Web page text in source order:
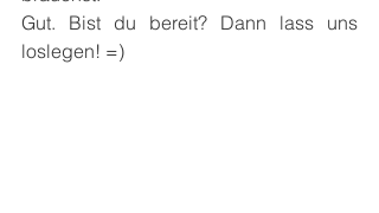
Gut. Bist du bereit? Dann lass uns
loslegen! =)